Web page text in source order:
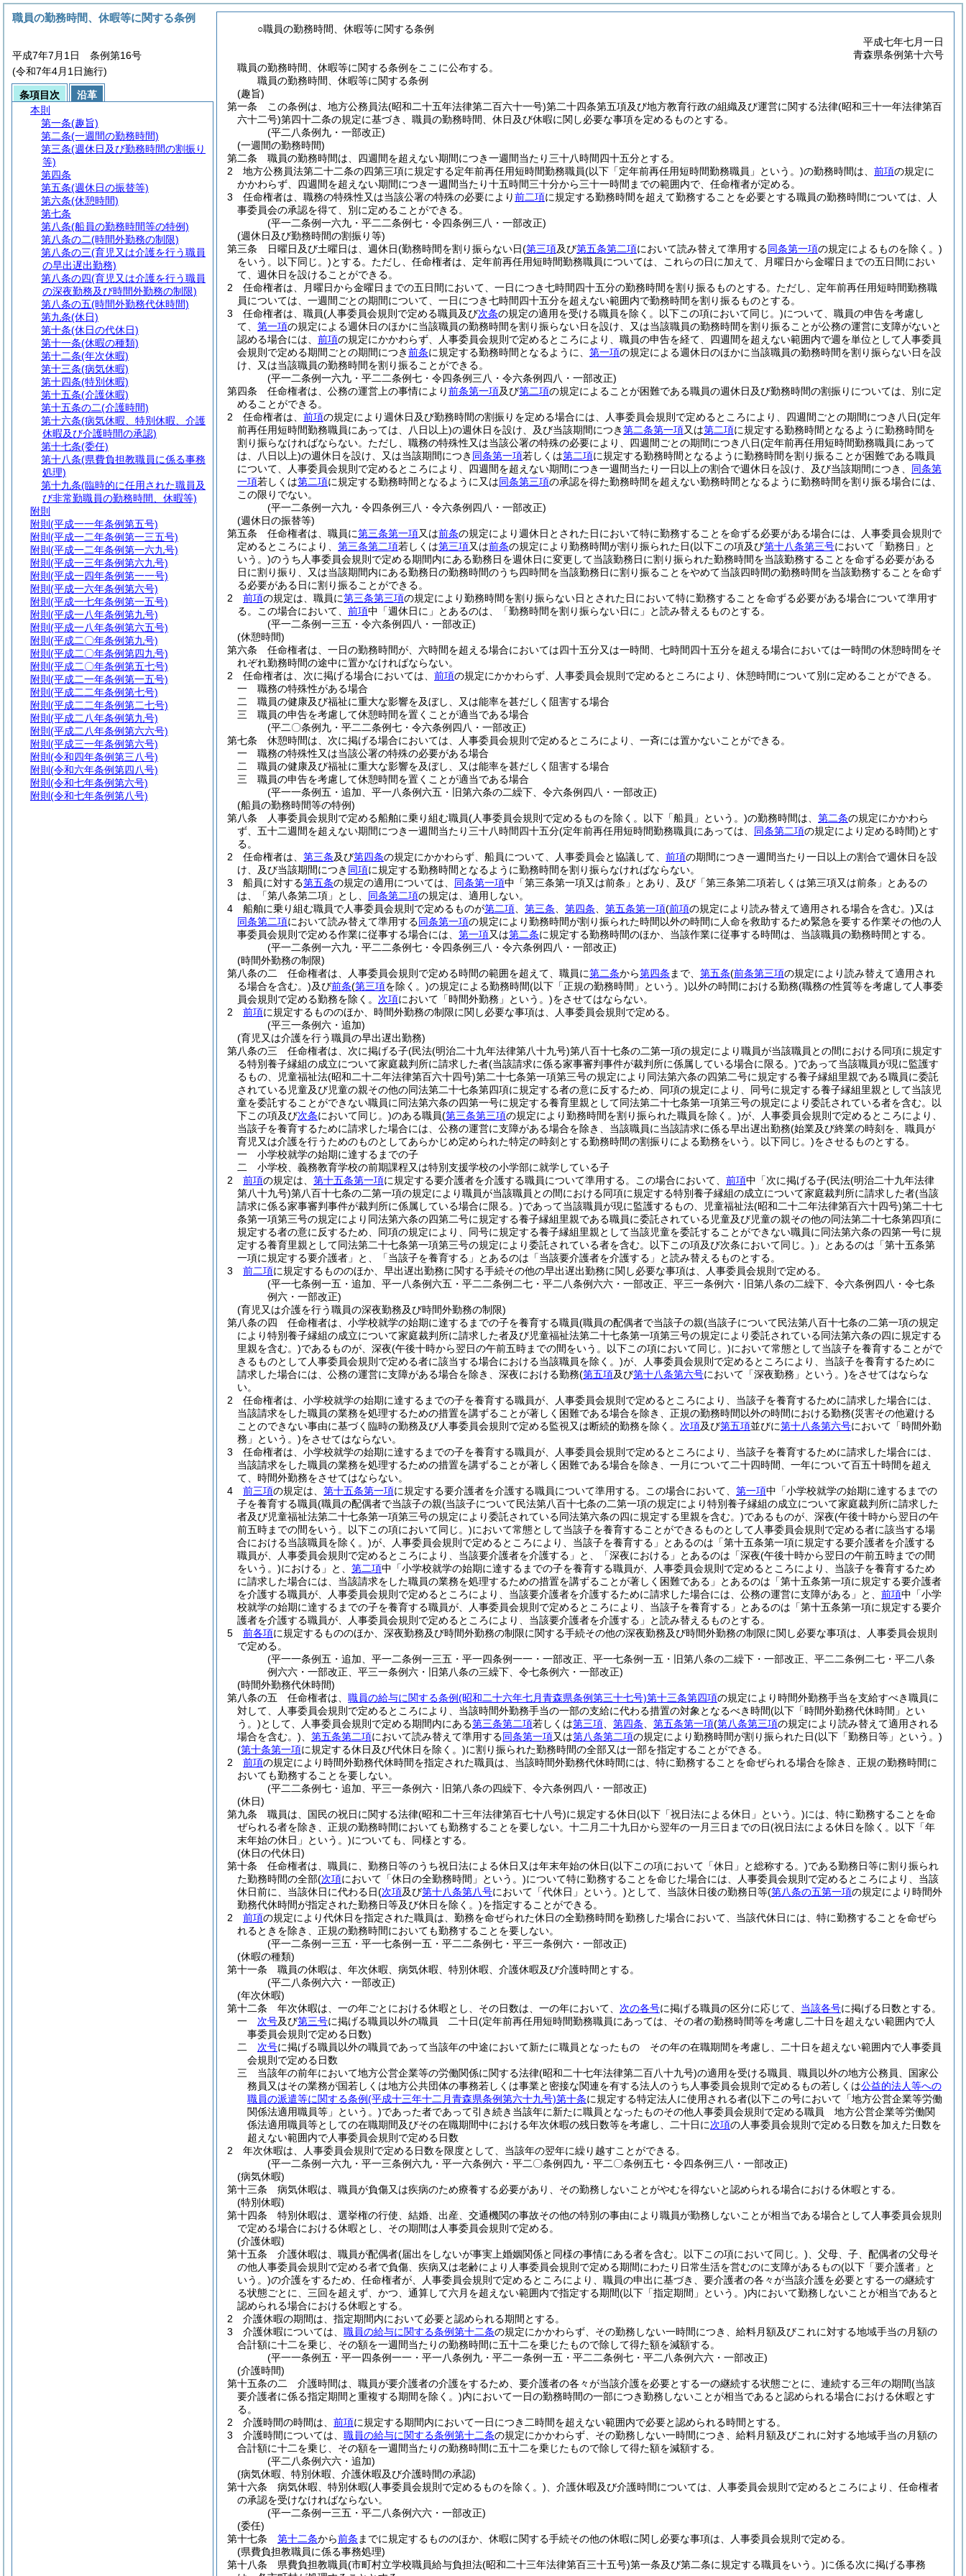
○職員の勤務時間、休暇等に関する条例
平成七年七月一日
青森県条例第十六号
職員の勤務時間、休暇等に関する条例をここに公布する。
職員の勤務時間、休暇等に関する条例
(趣旨)
第一条
この条例は、地方公務員法(昭和二十五年法律第二百六十一号)第二十四条第五項及び地方教育行政の組織及び運営に関する法律(昭和三十一年法律第百
六十二号)第四十二条の規定に基づき、職員の勤務時間、休日及び休暇に関し必要な事項を定めるものとする。
(平二八条例九・一部改正)
(一週間の勤務時間)
第二条
職員の勤務時間は、四週間を超えない期間につき一週間当たり三十八時間四十五分とする。
2
地方公務員法第二十二条の四第三項に規定する定年前再任用短時間勤務職員(以下「定年前再任用短時間勤務職員」という。)の勤務時間は、 前項の規定に
かかわらず、四週間を超えない期間につき一週間当たり十五時間三十分から三十一時間までの範囲内で、任命権者が定める。
3
任命権者は、職務の特殊性又は当該公署の特殊の必要により前二項に規定する勤務時間を超えて勤務することを必要とする職員の勤務時間については、人
事委員会の承認を得て、別に定めることができる。
(平一二条例一六九・平二二条例七・令四条例三八・一部改正)
(週休日及び勤務時間の割振り等)
第三条
日曜日及び土曜日は、週休日(勤務時間を割り振らない日(第三項及び第五条第二項において読み替えて準用する同条第一項の規定によるものを除く。)
をいう。以下同じ。)とする。 ただし、任命権者は、定年前再任用短時間勤務職員については、これらの日に加えて、月曜日から金曜日までの五日間におい
て、週休日を設けることができる。
2
任命権者は、月曜日から金曜日までの五日間において、一日につき七時間四十五分の勤務時間を割り振るものとする。 ただし、定年前再任用短時間勤務職
員については、一週間ごとの期間について、一日につき七時間四十五分を超えない範囲内で勤務時間を割り振るものとする。
3
任命権者は、職員(人事委員会規則で定める職員及び次条の規定の適用を受ける職員を除く。以下この項において同じ。)について、職員の申告を考慮し
て、 第一項の規定による週休日のほかに当該職員の勤務時間を割り振らない日を設け、又は当該職員の勤務時間を割り振ることが公務の運営に支障がないと
認める場合には、 前項の規定にかかわらず、人事委員会規則で定めるところにより、職員の申告を経て、四週間を超えない範囲内で週を単位として人事委員
会規則で定める期間ごとの期間につき前条に規定する勤務時間となるように、 第一項の規定による週休日のほかに当該職員の勤務時間を割り振らない日を設
け、又は当該職員の勤務時間を割り振ることができる。
(平一二条例一六九・平二二条例七・令四条例三八・令六条例四八・一部改正)
第四条
任命権者は、公務の運営上の事情により前条第一項及び第二項の規定によることが困難である職員の週休日及び勤務時間の割振りについては、別に定
めることができる。
2
任命権者は、 前項の規定により週休日及び勤務時間の割振りを定める場合には、人事委員会規則で定めるところにより、四週間ごとの期間につき八日(定年
前再任用短時間勤務職員にあっては、八日以上)の週休日を設け、及び当該期間につき第二条第一項又は第二項に規定する勤務時間となるように勤務時間を
割り振らなければならない。 ただし、職務の特殊性又は当該公署の特殊の必要により、四週間ごとの期間につき八日(定年前再任用短時間勤務職員にあって
は、八日以上)の週休日を設け、又は当該期間につき 同条第一項若しくは第二項に規定する勤務時間となるように勤務時間を割り振ることが困難である職員
について、人事委員会規則で定めるところにより、四週間を超えない期間につき一週間当たり一日以上の割合で週休日を設け、及び当該期間につき、 同条第
一項若しくは第二項に規定する勤務時間となるように又は同条第三項の承認を得た勤務時間を超えない勤務時間となるように勤務時間を割り振る場合には、
この限りでない。
(平一二条例一六九・令四条例三八・令六条例四八・一部改正)
(週休日の振替等)
第五条
任命権者は、職員に第三条第一項又は前条の規定により週休日とされた日において特に勤務することを命ずる必要がある場合には、人事委員会規則で
定めるところにより、 第三条第二項若しくは第三項又は前条の規定により勤務時間が割り振られた日(以下この項及び第十八条第三号において「勤務日」と
いう。)のうち人事委員会規則で定める期間内にある勤務日を週休日に変更して当該勤務日に割り振られた勤務時間を当該勤務することを命ずる必要がある
日に割り振り、又は当該期間内にある勤務日の勤務時間のうち四時間を当該勤務日に割り振ることをやめて当該四時間の勤務時間を当該勤務することを命ず
る必要がある日に割り振ることができる。
2
前項の規定は、職員に第三条第三項の規定により勤務時間を割り振らない日とされた日において特に勤務することを命ずる必要がある場合について準用す
る。
この場合において、 前項中「週休日に」とあるのは、「勤務時間を割り振らない日に」と読み替えるものとする。
(平一二条例一三五・令六条例四八・一部改正)
(休憩時間)
第六条
任命権者は、一日の勤務時間が、六時間を超える場合においては四十五分又は一時間、七時間四十五分を超える場合においては一時間の休憩時間をそ
れぞれ勤務時間の途中に置かなければならない。
2
任命権者は、次に掲げる場合においては、 前項の規定にかかわらず、人事委員会規則で定めるところにより、休憩時間について別に定めることができる。
一
職務の特殊性がある場合
二
職員の健康及び福祉に重大な影響を及ぼし、又は能率を甚だしく阻害する場合
三
職員の申告を考慮して休憩時間を置くことが適当である場合
(平二〇条例九・平二二条例七・令六条例四八・一部改正)
第七条
休憩時間は、次に掲げる場合においては、人事委員会規則で定めるところにより、一斉には置かないことができる。
一
職務の特殊性又は当該公署の特殊の必要がある場合
二
職員の健康及び福祉に重大な影響を及ぼし、又は能率を甚だしく阻害する場合
三
職員の申告を考慮して休憩時間を置くことが適当である場合
(平一一条例五・追加、平一八条例六五・旧第六条の二繰下、令六条例四八・一部改正)
(船員の勤務時間等の特例)
第八条
人事委員会規則で定める船舶に乗り組む職員(人事委員会規則で定めるものを除く。以下「船員」という。)の勤務時間は、 第二条の規定にかかわら
ず、五十二週間を超えない期間につき一週間当たり三十八時間四十五分(定年前再任用短時間勤務職員にあっては、 同条第二項の規定により定める時間)とす
る。
2
任命権者は、 第三条及び第四条の規定にかかわらず、船員について、人事委員会と協議して、 前項の期間につき一週間当たり一日以上の割合で週休日を設
け、及び当該期間につき 同項に規定する勤務時間となるように勤務時間を割り振らなければならない。
3
船員に対する第五条の規定の適用については、 同条第一項中「第三条第一項又は前条」とあり、及び「第三条第二項若しくは第三項又は前条」とあるの
は、「第八条第二項」とし、 同条第二項の規定は、適用しない。
4
船舶に乗り組む職員で人事委員会規則で定めるものが第二項 第三条 第四条 第五条第一項(前項の規定により読み替えて適用される場合を含む。)又は
同条第二項において読み替えて準用する同条第一項の規定により勤務時間が割り振られた時間以外の時間に人命を救助するため緊急を要する作業その他の人
事委員会規則で定める作業に従事する場合には、 第一項又は第二条に規定する勤務時間のほか、当該作業に従事する時間は、当該職員の勤務時間とする。
(平一二条例一六九・平二二条例七・令四条例三八・令六条例四八・一部改正)
(時間外勤務の制限)
第八条の二
任命権者は、人事委員会規則で定める時間の範囲を超えて、職員に第二条から第四条 まで、 第五条(前条第三項の規定により読み替えて適用され
る場合を含む。)及び前条(第三項を除く。)の規定による勤務時間(以下「正規の勤務時間」という。)以外の時間における勤務(職務の性質等を考慮して人事委
員会規則で定める勤務を除く。 次項において「時間外勤務」という。)をさせてはならない。
2
前項に規定するもののほか、時間外勤務の制限に関し必要な事項は、人事委員会規則で定める。
(平三一条例六・追加)
(育児又は介護を行う職員の早出遅出勤務)
第八条の三
任命権者は、次に掲げる子(民法(明治二十九年法律第八十九号)第八百十七条の二第一項の規定により職員が当該職員との間における同項に規定す
る特別養子縁組の成立について家庭裁判所に請求した者(当該請求に係る家事審判事件が裁判所に係属している場合に限る。)であって当該職員が現に監護す
るもの、児童福祉法(昭和二十二年法律第百六十四号)第二十七条第一項第三号の規定により同法第六条の四第二号に規定する養子縁組里親である職員に委託
されている児童及び児童の親その他の同法第二十七条第四項に規定する者の意に反するため、同項の規定により、同号に規定する養子縁組里親として当該児
童を委託することができない職員に同法第六条の四第一号に規定する養育里親として同法第二十七条第一項第三号の規定により委託されている者を含む。以
下この項及び次条において同じ。)のある職員(第三条第三項の規定により勤務時間を割り振られた職員を除く。)が、人事委員会規則で定めるところにより、
当該子を養育するために請求した場合には、公務の運営に支障がある場合を除き、当該職員に当該請求に係る早出遅出勤務(始業及び終業の時刻を、職員が
育児又は介護を行うためのものとしてあらかじめ定められた特定の時刻とする勤務時間の割振りによる勤務をいう。以下同じ。)をさせるものとする。
一
小学校就学の始期に達するまでの子
二
小学校、義務教育学校の前期課程又は特別支援学校の小学部に就学している子
2
前項の規定は、 第十五条第一項に規定する要介護者を介護する職員について準用する。 この場合において、 前項中「次に掲げる子(民法(明治二十九年法律
第八十九号)第八百十七条の二第一項の規定により職員が当該職員との間における同項に規定する特別養子縁組の成立について家庭裁判所に請求した者(当該
請求に係る家事審判事件が裁判所に係属している場合に限る。)であって当該職員が現に監護するもの、児童福祉法(昭和二十二年法律第百六十四号)第二十七
条第一項第三号の規定により同法第六条の四第二号に規定する養子縁組里親である職員に委託されている児童及び児童の親その他の同法第二十七条第四項に
規定する者の意に反するため、同項の規定により、同号に規定する養子縁組里親として当該児童を委託することができない職員に同法第六条の四第一号に規
定する養育里親として同法第二十七条第一項第三号の規定により委託されている者を含む。以下この項及び次条において同じ。) 」とあるのは「第十五条第
一項に規定する要介護者」と、「当該子を養育する」とあるのは「当該要介護者を介護する」と読み替えるものとする。
3
前二項に規定するもののほか、早出遅出勤務に関する手続その他の早出遅出勤務に関し必要な事項は、人事委員会規則で定める。
(平一七条例一五・追加、平一八条例六五・平二二条例二七・平二八条例六六・一部改正、平三一条例六・旧第八条の二繰下、令六条例四八・令七条
例六・一部改正)
(育児又は介護を行う職員の深夜勤務及び時間外勤務の制限)
第八条の四
任命権者は、小学校就学の始期に達するまでの子を養育する職員(職員の配偶者で当該子の親(当該子について民法第八百十七条の二第一項の規定
により特別養子縁組の成立について家庭裁判所に請求した者及び児童福祉法第二十七条第一項第三号の規定により委託されている同法第六条の四に規定する
里親を含む。)であるものが、深夜(午後十時から翌日の午前五時までの間をいう。以下この項において同じ。)において常態として当該子を養育することがで
きるものとして人事委員会規則で定める者に該当する場合における当該職員を除く。)が、人事委員会規則で定めるところにより、当該子を養育するために
請求した場合には、公務の運営に支障がある場合を除き、深夜における勤務(第五項及び第十八条第六号において「深夜勤務」という。)をさせてはならな
い。
2
任命権者は、小学校就学の始期に達するまでの子を養育する職員が、人事委員会規則で定めるところにより、当該子を養育するために請求した場合には、
当該請求をした職員の業務を処理するための措置を講ずることが著しく困難である場合を除き、正規の勤務時間以外の時間における勤務(災害その他避ける
ことのできない事由に基づく臨時の勤務及び人事委員会規則で定める監視又は断続的勤務を除く。 次項及び第五項並びに第十八条第六号において「時間外勤
務」という。)をさせてはならない。
3
任命権者は、小学校就学の始期に達するまでの子を養育する職員が、人事委員会規則で定めるところにより、当該子を養育するために請求した場合には、
当該請求をした職員の業務を処理するための措置を講ずることが著しく困難である場合を除き、一月について二十四時間、一年について百五十時間を超え
て、時間外勤務をさせてはならない。
4
前三項の規定は、 第十五条第一項に規定する要介護者を介護する職員について準用する。 この場合において、 第一項中「小学校就学の始期に達するまでの
子を養育する職員(職員の配偶者で当該子の親(当該子について民法第八百十七条の二第一項の規定により特別養子縁組の成立について家庭裁判所に請求した
者及び児童福祉法第二十七条第一項第三号の規定により委託されている同法第六条の四に規定する里親を含む。)であるものが、深夜(午後十時から翌日の午
前五時までの間をいう。以下この項において同じ。)において常態として当該子を養育することができるものとして人事委員会規則で定める者に該当する場
合における当該職員を除く。)が、人事委員会規則で定めるところにより、当該子を養育する」とあるのは「第十五条第一項に規定する要介護者を介護する
職員が、人事委員会規則で定めるところにより、当該要介護者を介護する」と、「深夜における」とあるのは「深夜(午後十時から翌日の午前五時までの間
をいう。)における」と、 第二項中「小学校就学の始期に達するまでの子を養育する職員が、人事委員会規則で定めるところにより、当該子を養育するため
に請求した場合には、当該請求をした職員の業務を処理するための措置を講ずることが著しく困難である」とあるのは「第十五条第一項に規定する要介護者
を介護する職員が、人事委員会規則で定めるところにより、当該要介護者を介護するために請求した場合には、公務の運営に支障がある」と、 前項中「小学
校就学の始期に達するまでの子を養育する職員が、人事委員会規則で定めるところにより、当該子を養育する」とあるのは「第十五条第一項に規定する要介
護者を介護する職員が、人事委員会規則で定めるところにより、当該要介護者を介護する」と読み替えるものとする。
5
前各項に規定するもののほか、深夜勤務及び時間外勤務の制限に関する手続その他の深夜勤務及び時間外勤務の制限に関し必要な事項は、人事委員会規則
で定める。
(平一一条例五・追加、平一二条例一三五・平一四条例一一・一部改正、平一七条例一五・旧第八条の二繰下・一部改正、平二二条例二七・平二八条
例六六・一部改正、平三一条例六・旧第八条の三繰下、令七条例六・一部改正)
(時間外勤務代休時間)
第八条の五
任命権者は、 職員の給与に関する条例(昭和二十六年七月青森県条例第三十七号)第十三条第四項の規定により時間外勤務手当を支給すべき職員に
対して、人事委員会規則で定めるところにより、当該時間外勤務手当の一部の支給に代わる措置の対象となるべき時間(以下「時間外勤務代休時間」とい
う。)として、人事委員会規則で定める期間内にある第三条第二項若しくは第三項 第四条 第五条第一項(第八条第三項の規定により読み替えて適用される
場合を含む。)
第五条第二項において読み替えて準用する同条第一項又は第八条第二項の規定により勤務時間が割り振られた日(以下「勤務日等」という。)
(第十条第一項に規定する休日及び代休日を除く。)に割り振られた勤務時間の全部又は一部を指定することができる。
2
前項の規定により時間外勤務代休時間を指定された職員は、当該時間外勤務代休時間には、特に勤務することを命ぜられる場合を除き、正規の勤務時間に
おいても勤務することを要しない。
(平二二条例七・追加、平三一条例六・旧第八条の四繰下、令六条例四八・一部改正)
(休日)
第九条
職員は、国民の祝日に関する法律(昭和二十三年法律第百七十八号)に規定する休日(以下「祝日法による休日」という。)には、特に勤務することを命
ぜられる者を除き、正規の勤務時間においても勤務することを要しない。 十二月二十九日から翌年の一月三日までの日(祝日法による休日を除く。以下「年
末年始の休日」という。)についても、同様とする。
(休日の代休日)
第十条
任命権者は、職員に、勤務日等のうち祝日法による休日又は年末年始の休日(以下この項において「休日」と総称する。)である勤務日等に割り振られ
た勤務時間の全部(次項において「休日の全勤務時間」という。)について特に勤務することを命じた場合には、人事委員会規則で定めるところにより、当該
休日前に、当該休日に代わる日(次項及び第十八条第八号において「代休日」という。)として、当該休日後の勤務日等(第八条の五第一項の規定により時間外
勤務代休時間が指定された勤務日等及び休日を除く。)を指定することができる。
2
前項の規定により代休日を指定された職員は、勤務を命ぜられた休日の全勤務時間を勤務した場合において、当該代休日には、特に勤務することを命ぜら
れるときを除き、正規の勤務時間においても勤務することを要しない。
(平一二条例一三五・平一七条例一五・平二二条例七・平三一条例六・一部改正)
(休暇の種類)
第十一条
職員の休暇は、年次休暇、病気休暇、特別休暇、介護休暇及び介護時間とする。
(平二八条例六六・一部改正)
(年次休暇)
第十二条
年次休暇は、一の年ごとにおける休暇とし、その日数は、一の年において、 次の各号に掲げる職員の区分に応じて、 当該各号に掲げる日数とする。
一
次号及び第三号に掲げる職員以外の職員 二十日(定年前再任用短時間勤務職員にあっては、その者の勤務時間等を考慮し二十日を超えない範囲内で人
事委員会規則で定める日数)
二
次号に掲げる職員以外の職員であって当該年の中途において新たに職員となったもの その年の在職期間を考慮し、二十日を超えない範囲内で人事委員
会規則で定める日数
三
当該年の前年において地方公営企業等の労働関係に関する法律(昭和二十七年法律第二百八十九号)の適用を受ける職員、職員以外の地方公務員、国家公
務員又はその業務が国若しくは地方公共団体の事務若しくは事業と密接な関連を有する法人のうち人事委員会規則で定めるもの若しくは公益的法人等への
職員の派遣等に関する条例(平成十三年十二月青森県条例第六十九号)第十条に規定する特定法人に使用される者(以下この号において「地方公営企業等労働
関係法適用職員等」という。)であった者であって引き続き当該年に新たに職員となったものその他人事委員会規則で定める職員 地方公営企業等労働関
係法適用職員等としての在職期間及びその在職期間中における年次休暇の残日数等を考慮し、二十日に次項の人事委員会規則で定める日数を加えた日数を
超えない範囲内で人事委員会規則で定める日数
2
年次休暇は、人事委員会規則で定める日数を限度として、当該年の翌年に繰り越すことができる。
(平一二条例一六九・平一三条例六九・平一六条例六・平二〇条例四九・平二〇条例五七・令四条例三八・一部改正)
(病気休暇)
第十三条
病気休暇は、職員が負傷又は疾病のため療養する必要があり、その勤務しないことがやむを得ないと認められる場合における休暇とする。
(特別休暇)
第十四条
特別休暇は、選挙権の行使、結婚、出産、交通機関の事故その他の特別の事由により職員が勤務しないことが相当である場合として人事委員会規則
で定める場合における休暇とし、その期間は人事委員会規則で定める。
(介護休暇)
第十五条
介護休暇は、職員が配偶者(届出をしないが事実上婚姻関係と同様の事情にある者を含む。以下この項において同じ。) 、父母、子、配偶者の父母そ
の他人事委員会規則で定める者で負傷、疾病又は老齢により人事委員会規則で定める期間にわたり日常生活を営むのに支障があるもの(以下「要介護者」と
いう。)の介護をするため、任命権者が、人事委員会規則で定めるところにより、職員の申出に基づき、要介護者の各々が当該介護を必要とする一の継続す
る状態ごとに、三回を超えず、かつ、通算して六月を超えない範囲内で指定する期間(以下「指定期間」という。)内において勤務しないことが相当であると
認められる場合における休暇とする。
2
介護休暇の期間は、指定期間内において必要と認められる期間とする。
3
介護休暇については、 職員の給与に関する条例第十二条の規定にかかわらず、その勤務しない一時間につき、給料月額及びこれに対する地域手当の月額の
合計額に十二を乗じ、その額を一週間当たりの勤務時間に五十二を乗じたもので除して得た額を減額する。
(平一一条例五・平一四条例一一・平一八条例九・平二一条例一五・平二二条例七・平二八条例六六・一部改正)
(介護時間)
第十五条の二
介護時間は、職員が要介護者の介護をするため、要介護者の各々が当該介護を必要とする一の継続する状態ごとに、連続する三年の期間(当該
要介護者に係る指定期間と重複する期間を除く。)内において一日の勤務時間の一部につき勤務しないことが相当であると認められる場合における休暇とす
る。
2
介護時間の時間は、 前項に規定する期間内において一日につき二時間を超えない範囲内で必要と認められる時間とする。
3
介護時間については、 職員の給与に関する条例第十二条の規定にかかわらず、その勤務しない一時間につき、給料月額及びこれに対する地域手当の月額の
合計額に十二を乗じ、その額を一週間当たりの勤務時間に五十二を乗じたもので除して得た額を減額する。
(平二八条例六六・追加)
(病気休暇、特別休暇、介護休暇及び介護時間の承認)
第十六条
病気休暇、特別休暇(人事委員会規則で定めるものを除く。) 、介護休暇及び介護時間については、人事委員会規則で定めるところにより、任命権者
の承認を受けなければならない。
(平一二条例一三五・平二八条例六六・一部改正)
(委任)
第十七条
第十二条から前条 までに規定するもののほか、休暇に関する手続その他の休暇に関し必要な事項は、人事委員会規則で定める。
(県費負担教職員に係る事務処理)
第十八条
県費負担教職員(市町村立学校職員給与負担法(昭和二十三年法律第百三十五号)第一条及び第二条に規定する職員をいう。)に係る次に掲げる事務
職員の勤務時間、休暇等に関する条例
平成7年7月1日 条例第16号
(令和7年4月1日施行)
条項目次
沿革
本則
第一条(趣旨)
第二条(一週間の勤務時間)
第三条(週休日及び勤務時間の割振り
等)
第四条
第五条(週休日の振替等)
第六条(休憩時間)
第七条
第八条(船員の勤務時間等の特例)
第八条の二(時間外勤務の制限)
第八条の三(育児又は介護を行う職員
の早出遅出勤務)
第八条の四(育児又は介護を行う職員
の深夜勤務及び時間外勤務の制限)
第八条の五(時間外勤務代休時間)
第九条(休日)
第十条(休日の代休日)
第十一条(休暇の種類)
第十二条(年次休暇)
第十三条(病気休暇)
第十四条(特別休暇)
第十五条(介護休暇)
第十五条の二(介護時間)
第十六条(病気休暇、特別休暇、介護
休暇及び介護時間の承認)
第十七条(委任)
第十八条(県費負担教職員に係る事務
処理)
第十九条(臨時的に任用された職員及
び非常勤職員の勤務時間、休暇等)
附則
附則 (平成一一年条例第五号)
附則 (平成一二年条例第一三五号)
附則 (平成一二年条例第一六九号)
附則 (平成一三年条例第六九号)
附則 (平成一四年条例第一一号)
附則 (平成一六年条例第六号)
附則 (平成一七年条例第一五号)
附則 (平成一八年条例第九号)
附則 (平成一八年条例第六五号)
附則 (平成二〇年条例第九号)
附則 (平成二〇年条例第四九号)
附則 (平成二〇年条例第五七号)
附則 (平成二一年条例第一五号)
附則 (平成二二年条例第七号)
附則 (平成二二年条例第二七号)
附則 (平成二八年条例第九号)
附則 (平成二八年条例第六六号)
附則 (平成三一年条例第六号)
附則 (令和四年条例第三八号)
附則 (令和六年条例第四八号)
附則 (令和七年条例第六号)
附則 (令和七年条例第八号)